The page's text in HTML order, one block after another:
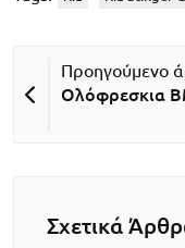
Ολόφρεσκια
Σχετικά